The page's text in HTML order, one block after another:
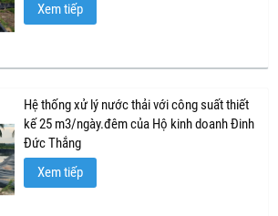
Xem tiếp
Hệ thống xử lý nước thải với công suất thiết
kế 25 m3/ngày.đêm của Hộ kinh doanh Đinh
Đức Thắng
Xem tiếp